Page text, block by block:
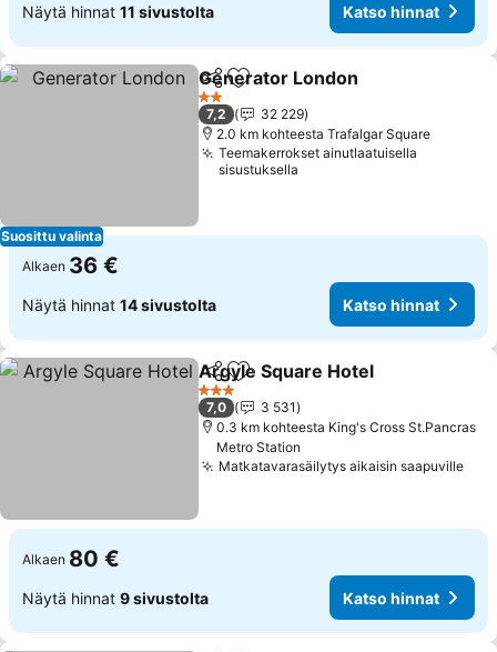
Näytä hinnat 11 sivustolta Katso hinnat
Suosittu valinta
Jaa Lisää suosikkeihin
Generator London
2 Tähtiluokitus
7,2
32 229
2.0 km kohteesta Trafalgar Square
Teemakerrokset ainutlaatuisella
sisustuksella
Alkaen 36 €
Näytä hinnat 14 sivustolta Katso hinnat
Jaa Lisää suosikkeihin
Argyle Square Hotel
3 Tähtiluokitus
7,0
3 531
0.3 km kohteesta King's Cross St.Pancras
Metro Station
Matkatavarasäilytys aikaisin saapuville
Alkaen 80 €
Näytä hinnat 9 sivustolta Katso hinnat